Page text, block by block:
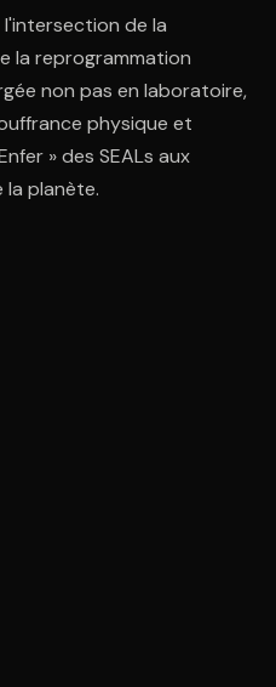
pointe sur le code. C'est gratuit à
de la
la reprogrammation
non pas en laboratoire,
physique et
» des SEALs aux
la planète.